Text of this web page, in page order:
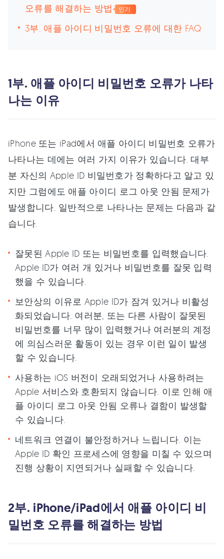
오류를 해결하는 방법
인기
3부. 애플 아이디 비밀번호 오류에 대한 FAQ
1부. 애플 아이디 비밀번호 오류가 나타
나는 이유
iPhone 또는 iPad에서 애플 아이디 비밀번호 오류가
나타나는 데에는 여러 가지 이유가 있습니다. 대부
분 자신의 Apple ID 비밀번호가 정확하다고 알고 있
지만 그럼에도 애플 아이디 로그 아웃 안됨 문제가
발생합니다. 일반적으로 나타나는 문제는 다음과 같
습니다.
잘못된 Apple ID 또는 비밀번호를 입력했습니다.
Apple ID가 여러 개 있거나 비밀번호를 잘못 입력
했을 수 있습니다.
보안상의 이유로 Apple ID가 잠겨 있거나 비활성
화되었습니다. 여러분, 또는 다른 사람이 잘못된
비밀번호를 너무 많이 입력했거나 여러분의 계정
에 의심스러운 활동이 있는 경우 이런 일이 발생
할 수 있습니다.
사용하는 iOS 버전이 오래되었거나 사용하려는
Apple 서비스와 호환되지 않습니다. 이로 인해 애
플 아이디 로그 아웃 안됨 오류나 결함이 발생할
수 있습니다.
네트워크 연결이 불안정하거나 느립니다. 이는
Apple ID 확인 프로세스에 영향을 미칠 수 있으며
진행 상황이 지연되거나 실패할 수 있습니다.
2부. iPhone/iPad에서 애플 아이디 비
밀번호 오류를 해결하는 방법